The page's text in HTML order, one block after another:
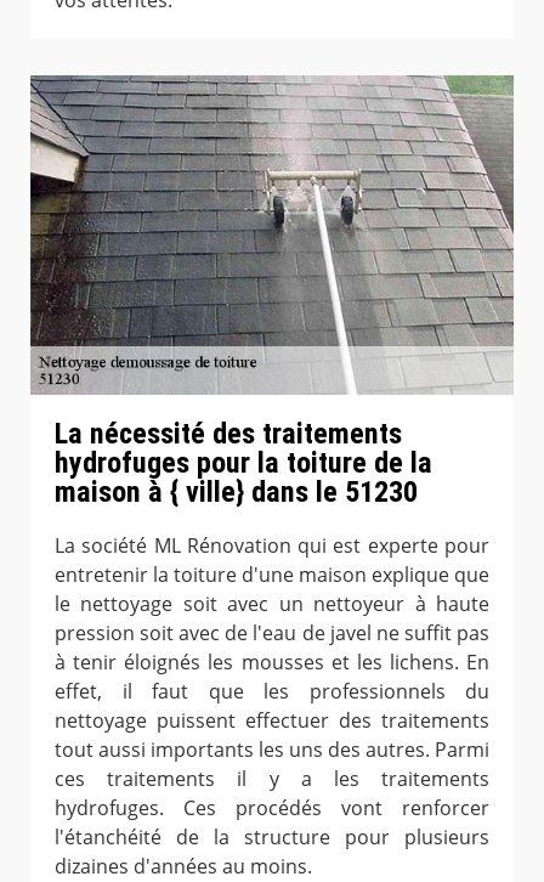
La nécessité des traitements
hydrofuges pour la toiture de la
maison à { ville} dans le 51230
La société ML Rénovation qui est experte pour
entretenir la toiture d'une maison explique que
le nettoyage soit avec un nettoyeur à haute
pression soit avec de l'eau de javel ne suffit pas
à tenir éloignés les mousses et les lichens. En
effet, il faut que les professionnels du
nettoyage puissent effectuer des traitements
tout aussi importants les uns des autres. Parmi
ces traitements il y a les traitements
hydrofuges. Ces procédés vont renforcer
l'étanchéité de la structure pour plusieurs
dizaines d'années au moins.